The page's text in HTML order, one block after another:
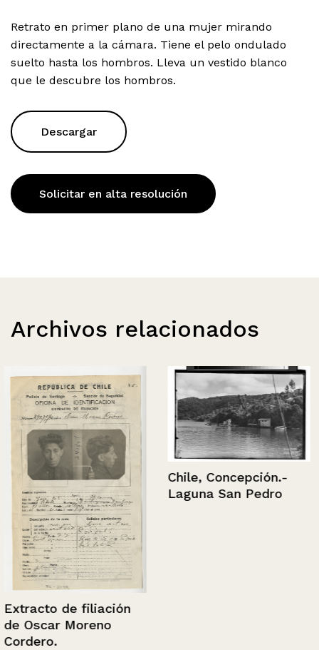
Retrato en primer plano de una mujer mirando
directamente a la cámara. Tiene el pelo ondulado
suelto hasta los hombros. Lleva un vestido blanco
que le descubre los hombros.
Descargar
Solicitar en alta resolución
Archivos relacionados
Extracto de filiación
de Oscar Moreno
Cordero.
Chile, Concepción.-
Laguna San Pedro